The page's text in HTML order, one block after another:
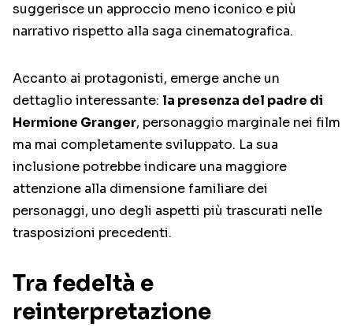
suggerisce un approccio meno iconico e più
narrativo rispetto alla saga cinematografica.
Accanto ai protagonisti, emerge anche un
dettaglio interessante: la presenza del padre di
Hermione Granger, personaggio marginale nei film
ma mai completamente sviluppato. La sua
inclusione potrebbe indicare una maggiore
attenzione alla dimensione familiare dei
personaggi, uno degli aspetti più trascurati nelle
trasposizioni precedenti.
Tra fedeltà e
reinterpretazione